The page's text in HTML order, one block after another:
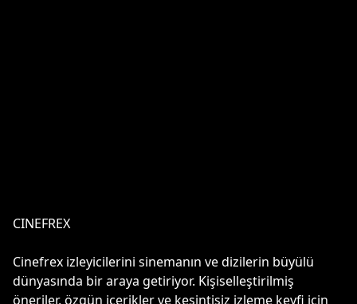
CINEFREX
Cinefrex izleyicilerini sinemanın ve dizilerin büyülü
dünyasında bir araya getiriyor. Kişiselleştirilmiş
öneriler, özgün içerikler ve kesintisiz izleme keyfi için